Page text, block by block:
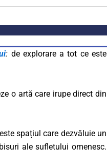
: de explorare a tot ce este
o artă care irupe direct din
spațiul care dezvăluie un
ale sufletului omenesc.